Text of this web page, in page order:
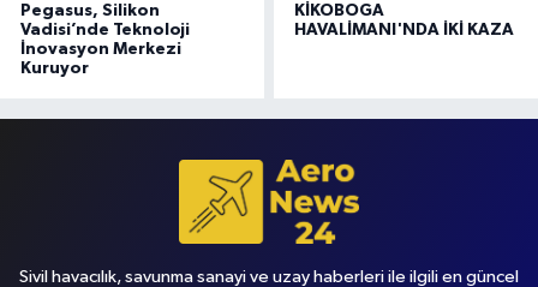
Pegasus, Silikon
Vadisi’nde Teknoloji
İnovasyon Merkezi
Kuruyor
KİKOBOGA
HAVALİMANI'NDA İKİ KAZA
Sivil havacılık, savunma sanayi ve uzay haberleri ile ilgili en güncel